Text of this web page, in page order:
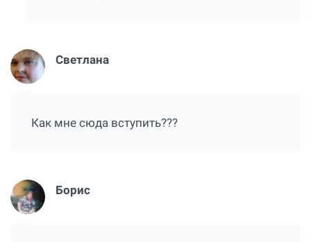
Светлана
Как мне сюда вступить???
Борис